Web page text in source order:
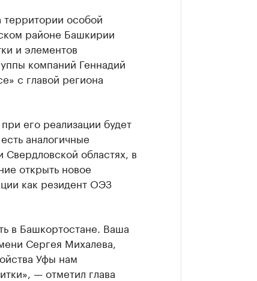
территории особой
районе Башкирии
и элементов
компаний Геннадий
с главой региона
его реализации будет
аналогичные
областях, в
открыть новое
как резидент ОЭЗ
в Башкортостане. Ваша
Сергея Михалева,
Уфы нам
— отметил глава